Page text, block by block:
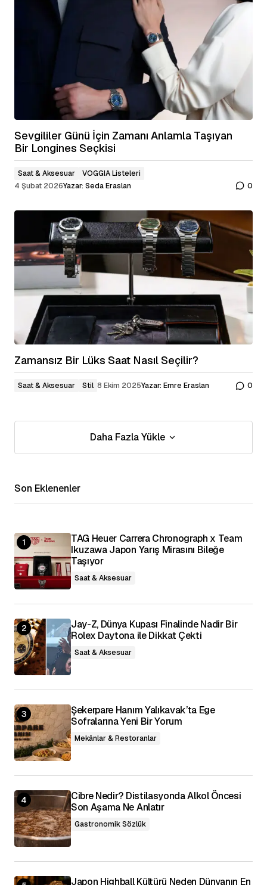
Sevgililer Günü İçin Zamanı Anlamla Taşıyan
Bir Longines Seçkisi
Saat & Aksesuar
VOGGIA Listeleri
4 Şubat 2026Yazar: Seda Eraslan 0
Zamansız Bir Lüks Saat Nasıl Seçilir?
Saat & Aksesuar Stil 8 Ekim 2025Yazar: Emre Eraslan 0
Daha Fazla Yükle
Daha Fazla Yükle
Son Eklenenler
TAG Heuer Carrera Chronograph x Team
Ikuzawa Japon Yarış Mirasını Bileğe
Taşıyor
Saat & Aksesuar
Jay-Z, Dünya Kupası Finalinde Nadir Bir
Rolex Daytona ile Dikkat Çekti
Saat & Aksesuar
Şekerpare Hanım Yalıkavak’ta Ege
Sofralarına Yeni Bir Yorum
Mekânlar & Restoranlar
Cibre Nedir? Distilasyonda Alkol Öncesi
Son Aşama Ne Anlatır
Gastronomik Sözlük
Japon Highball Kültürü Neden Dünyanın En